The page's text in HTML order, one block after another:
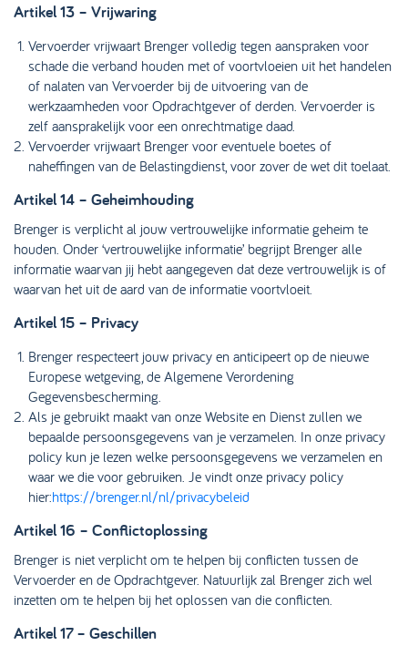
Artikel 13 – Vrijwaring
Vervoerder vrijwaart Brenger volledig tegen aanspraken voor
schade die verband houden met of voortvloeien uit het handelen
of nalaten van Vervoerder bij de uitvoering van de
werkzaamheden voor Opdrachtgever of derden. Vervoerder is
zelf aansprakelijk voor een onrechtmatige daad.
Vervoerder vrijwaart Brenger voor eventuele boetes of
naheffingen van de Belastingdienst, voor zover de wet dit toelaat.
Artikel 14 – Geheimhouding
Brenger is verplicht al jouw vertrouwelijke informatie geheim te
houden. Onder ‘vertrouwelijke informatie’ begrijpt Brenger alle
informatie waarvan jij hebt aangegeven dat deze vertrouwelijk is of
waarvan het uit de aard van de informatie voortvloeit.
Artikel 15 – Privacy
Brenger respecteert jouw privacy en anticipeert op de nieuwe
Europese wetgeving, de Algemene Verordening
Gegevensbescherming.
Als je gebruikt maakt van onze Website en Dienst zullen we
bepaalde persoonsgegevens van je verzamelen. In onze privacy
policy kun je lezen welke persoonsgegevens we verzamelen en
waar we die voor gebruiken. Je vindt onze privacy policy
hier:https://brenger.nl/nl/privacybeleid
Artikel 16 – Conflictoplossing
Brenger is niet verplicht om te helpen bij conflicten tussen de
Vervoerder en de Opdrachtgever. Natuurlijk zal Brenger zich wel
inzetten om te helpen bij het oplossen van die conflicten.
Artikel 17 – Geschillen